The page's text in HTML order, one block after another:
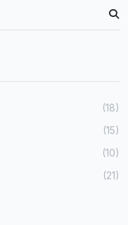
(18)
(15)
(10)
(21)